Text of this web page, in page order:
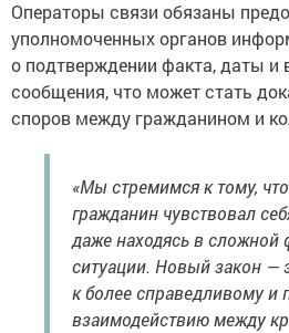
Операторы связи обязаны
уполномоченных органов
о подтверждении факта, даты и
сообщения, что может стать
споров между гражданином и
«Мы стремимся к тому,
гражданин чувствовал
даже находясь в сложной
ситуации. Новый закон —
к более справедливому и
взаимодействию между